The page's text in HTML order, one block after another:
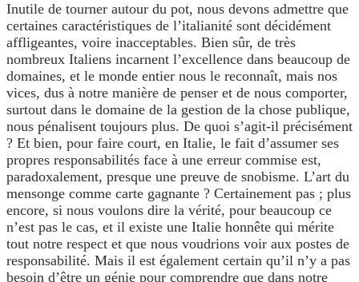
Inutile de tourner autour du pot, nous devons admettre que
certaines caractéristiques de l’italianité sont décidément
affligeantes, voire inacceptables. Bien sûr, de très
nombreux Italiens incarnent l’excellence dans beaucoup de
domaines, et le monde entier nous le reconnaît, mais nos
vices, dus à notre manière de penser et de nous comporter,
surtout dans le domaine de la gestion de la chose publique,
nous pénalisent toujours plus. De quoi s’agit-il précisément
? Et bien, pour faire court, en Italie, le fait d’assumer ses
propres responsabilités face à une erreur commise est,
paradoxalement, presque une preuve de snobisme. L’art du
mensonge comme carte gagnante ? Certainement pas ; plus
encore, si nous voulons dire la vérité, pour beaucoup ce
n’est pas le cas, et il existe une Italie honnête qui mérite
tout notre respect et que nous voudrions voir aux postes de
responsabilité. Mais il est également certain qu’il n’y a pas
besoin d’être un génie pour comprendre que dans notre